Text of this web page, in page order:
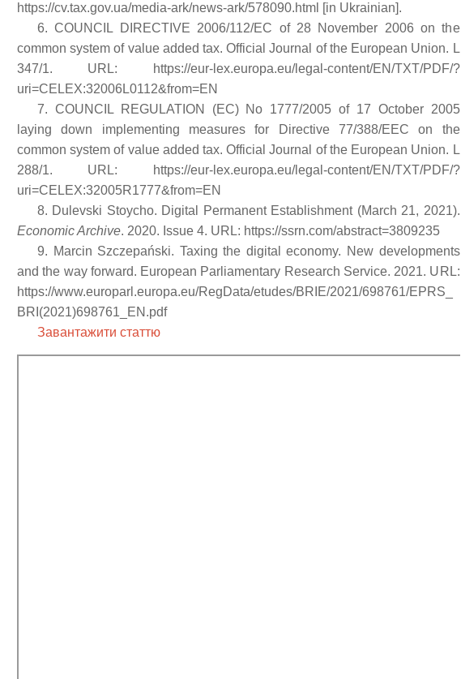
https://cv.tax.gov.ua/media-ark/news-ark/578090.html [in Ukrainian].
6. COUNCIL DIRECTIVE 2006/112/EC of 28 November 2006 on the
common system of value added tax. Official Journal of the European Union. L
347/1. URL: https://eur-lex.europa.eu/legal-content/EN/TXT/PDF/?
uri=CELEX:32006L0112&from=EN
7. COUNCIL REGULATION (EC) No 1777/2005 of 17 October 2005
laying down implementing measures for Directive 77/388/EEC on the
common system of value added tax. Official Journal of the European Union. L
288/1. URL: https://eur-lex.europa.eu/legal-content/EN/TXT/PDF/?
uri=CELEX:32005R1777&from=EN
8. Dulevski Stoycho. Digital Permanent Establishment (March 21, 2021).
Economic Archive. 2020. Issue 4. URL: https://ssrn.com/abstract=3809235
9. Marcin Szczepański. Taxing the digital economy. New developments
and the way forward. European Parliamentary Research Service. 2021. URL:
https://www.europarl.europa.eu/RegData/etudes/BRIE/2021/698761/EPRS_
BRI(2021)698761_EN.pdf
Завантажити статтю